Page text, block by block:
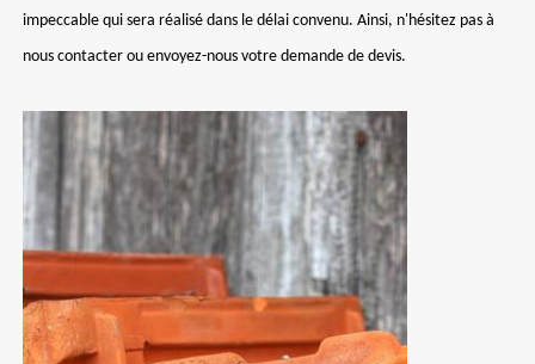
impeccable qui sera réalisé dans le délai convenu. Ainsi, n'hésitez pas à
nous contacter ou envoyez-nous votre demande de devis.